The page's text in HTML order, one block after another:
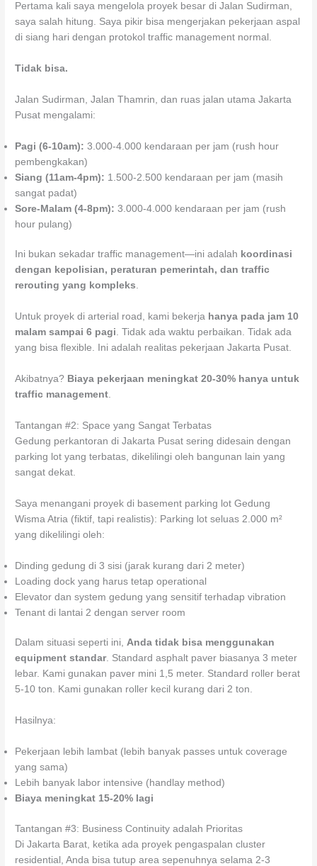
Pertama kali saya mengelola proyek besar di Jalan Sudirman,
saya salah hitung. Saya pikir bisa mengerjakan pekerjaan aspal
di siang hari dengan protokol traffic management normal.
Tidak bisa.
Jalan Sudirman, Jalan Thamrin, dan ruas jalan utama Jakarta
Pusat mengalami:
Pagi (6-10am): 3.000-4.000 kendaraan per jam (rush hour
pembengkakan)
Siang (11am-4pm): 1.500-2.500 kendaraan per jam (masih
sangat padat)
Sore-Malam (4-8pm): 3.000-4.000 kendaraan per jam (rush
hour pulang)
Ini bukan sekadar traffic management—ini adalah koordinasi
dengan kepolisian, peraturan pemerintah, dan traffic
rerouting yang kompleks.
Untuk proyek di arterial road, kami bekerja hanya pada jam 10
malam sampai 6 pagi. Tidak ada waktu perbaikan. Tidak ada
yang bisa flexible. Ini adalah realitas pekerjaan Jakarta Pusat.
Akibatnya? Biaya pekerjaan meningkat 20-30% hanya untuk
traffic management.
Tantangan #2: Space yang Sangat Terbatas
Gedung perkantoran di Jakarta Pusat sering didesain dengan
parking lot yang terbatas, dikelilingi oleh bangunan lain yang
sangat dekat.
Saya menangani proyek di basement parking lot Gedung
Wisma Atria (fiktif, tapi realistis): Parking lot seluas 2.000 m²
yang dikelilingi oleh:
Dinding gedung di 3 sisi (jarak kurang dari 2 meter)
Loading dock yang harus tetap operational
Elevator dan system gedung yang sensitif terhadap vibration
Tenant di lantai 2 dengan server room
Dalam situasi seperti ini,Anda tidak bisa menggunakan
equipment standar. Standard asphalt paver biasanya 3 meter
lebar. Kami gunakan paver mini 1,5 meter. Standard roller berat
5-10 ton. Kami gunakan roller kecil kurang dari 2 ton.
Hasilnya:
Pekerjaan lebih lambat (lebih banyak passes untuk coverage
yang sama)
Lebih banyak labor intensive (handlay method)
Biaya meningkat 15-20% lagi
Tantangan #3: Business Continuity adalah Prioritas
Di Jakarta Barat, ketika ada proyek pengaspalan cluster
residential, Anda bisa tutup area sepenuhnya selama 2-3